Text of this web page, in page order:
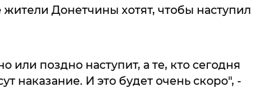
Донетчины хотят, чтобы наступил
или поздно наступит, а те, кто сегодня
наказание. И это будет очень скоро", -